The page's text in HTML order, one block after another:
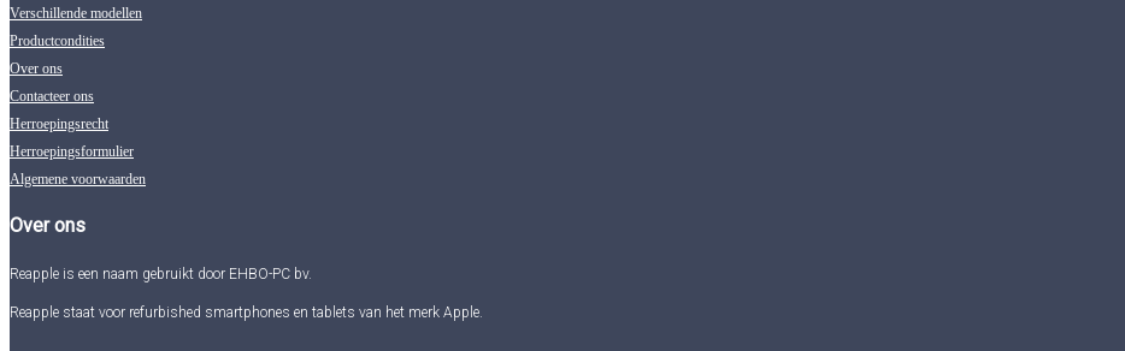
Verschillende modellen
Productcondities
Over ons
Contacteer ons
Herroepingsrecht
Herroepingsformulier
Algemene voorwaarden
Over ons
Reapple is een naam gebruikt door EHBO-PC bv.
Reapple staat voor refurbished smartphones en tablets van het merk Apple.